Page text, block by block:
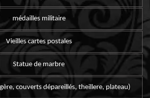
médailles militaire
Vieilles cartes postales
Statue de marbre
couverts dépareillés, theillere, plateau)